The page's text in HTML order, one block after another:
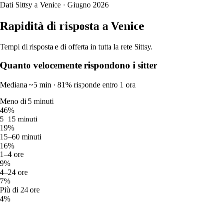
Nuovo
Venezia, 30135
Passeggiata cani a Venice
12
Pet sitter attivi
15 €
Prezzo tipico
per passeggiata
5,00
Valutazione media
7
Recensioni verificate
Dati Sittsy a Venice · Giugno 2026
Rapidità di risposta a Venice
Tempi di risposta e di offerta in tutta la rete Sittsy.
Quanto velocemente rispondono i sitter
Mediana ~5 min · 81% risponde entro 1 ora
Meno di 5 minuti
46%
5–15 minuti
19%
15–60 minuti
16%
1–4 ore
9%
4–24 ore
7%
Più di 24 ore
4%